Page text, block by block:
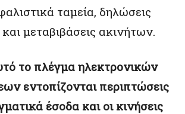
ταμεία, δηλώσεις
μεταβιβάσεις ακινήτων.
το πλέγμα ηλεκτρονικών
εντοπίζονται περιπτώσεις
έσοδα και οι κινήσεις